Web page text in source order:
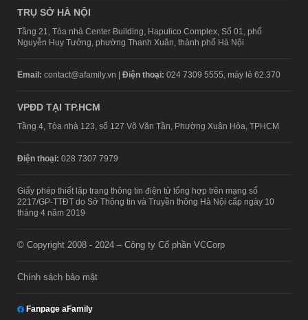
TRỤ SỞ HÀ NỘI
Tầng 21, Tòa nhà Center Building, Hapulico Complex, Số 01, phố
Nguyễn Huy Tưởng, phường Thanh Xuân, thành phố Hà Nội
Email: contact@afamily.vn | Điện thoại: 024 7309 5555, máy lẻ 62.370
VPĐD TẠI TP.HCM
Tầng 4, Tòa nhà 123, số 127 Võ Văn Tần, Phường Xuân Hòa, TPHCM
Điện thoại: 028 7307 7979
Giấy phép thiết lập trang thông tin điện tử tổng hợp trên mạng số
2217/GP-TTĐT do Sở Thông tin và Truyền thông Hà Nội cấp ngày 10
tháng 4 năm 2019
© Copyright 2008 - 2024 – Công ty Cổ phần VCCorp
Chính sách bảo mật
Fanpage aFamily